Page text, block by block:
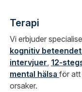
Terapi
Vi erbjuder
kognitiv
intervjuer, 12-
mental hälsa för att
orsaker.